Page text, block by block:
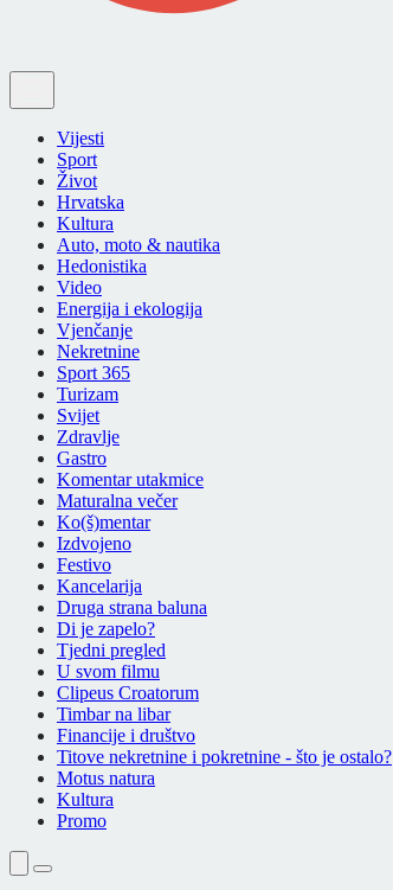
Vijesti
Sport
Život
Hrvatska
Kultura
Auto, moto & nautika
Hedonistika
Video
Energija i ekologija
Vjenčanje
Nekretnine
Sport 365
Turizam
Svijet
Zdravlje
Gastro
Komentar utakmice
Maturalna večer
Ko(š)mentar
Izdvojeno
Festivo
Kancelarija
Druga strana baluna
Di je zapelo?
Tjedni pregled
U svom filmu
Clipeus Croatorum
Timbar na libar
Financije i društvo
Titove nekretnine i pokretnine - što je ostalo?
Motus natura
Kultura
Promo